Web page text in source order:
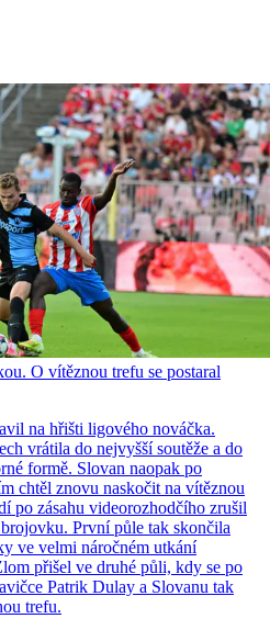
O vítěznou trefu se postaral
na hřišti ligového nováčka.
vrátila do nejvyšší soutěže a do
formě. Slovan naopak po
chtěl znovu naskočit na vítěznou
po zásahu videorozhodčího zrušil
První půle tak skončila
ve velmi náročném utkání
přišel ve druhé půli, kdy se po
Patrik Dulay a Slovanu tak
trefu.